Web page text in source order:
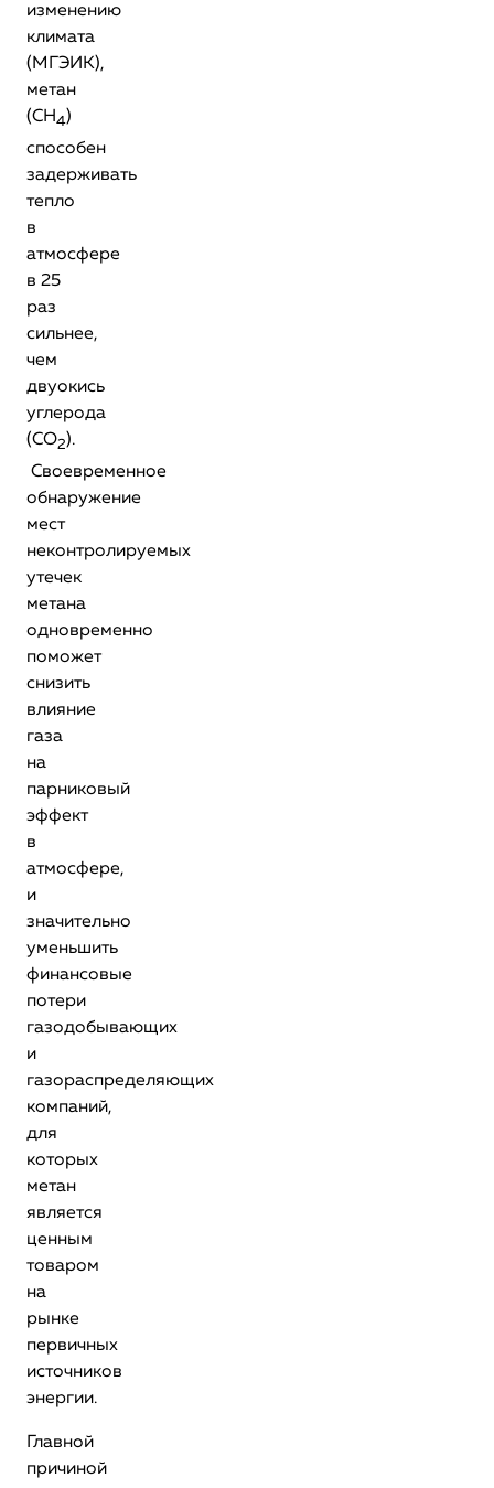
изменению
климата
(МГЭИК),
метан
(CH4)
способен
задерживать
тепло
в
атмосфере
в 25
раз
сильнее,
чем
двуокись
углерода
(СО2).
Своевременное
обнаружение
мест
неконтролируемых
утечек
метана
одновременно
поможет
снизить
влияние
газа
на
парниковый
эффект
в
атмосфере,
и
значительно
уменьшить
финансовые
потери
газодобывающих
и
газораспределяющих
компаний,
для
которых
метан
является
ценным
товаром
на
рынке
первичных
источников
энергии.
Главной
причиной